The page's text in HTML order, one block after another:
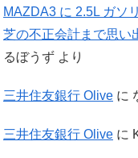
MAZDA3 に 2.5L ガソ
芝の不正会計まで思い
るぼうず より
三井住友銀行 Olive に
三井住友銀行 Olive に